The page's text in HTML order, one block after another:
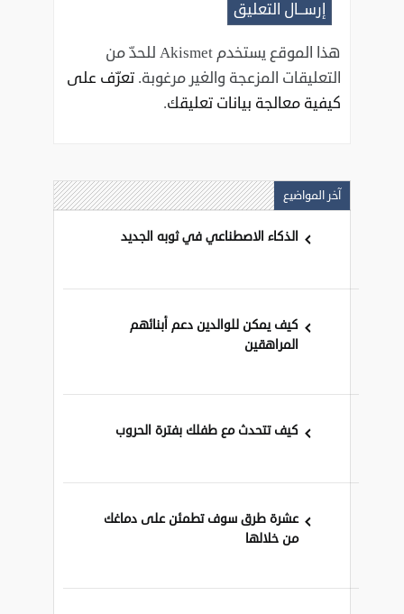
هذا الموقع يستخدم Akismet للحدّ من
التعليقات المزعجة والغير مرغوبة. تعرّف على
كيفية معالجة بيانات تعليقك.
آخر المواضيع
الذكاء الاصطناعي في ثوبه الجديد
كيف يمكن للوالدين دعم أبنائهم
المراهقين
كيف تتحدث مع طفلك بفترة الحروب
عشرة طرق سوف تطمئن على دماغك
من خلالها